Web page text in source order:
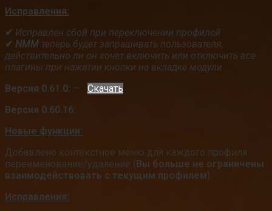
Исправления:
✔ Исправлен сбой при переключении профилей
✔ NMM теперь будет запрашивать пользователя,
действительно ли он хочет включить или отключить все
плагины при нажатии кнопки на вкладке модули
Версия 0.61.0: — Скачать
Версия 0.60.16:
Новые функции:
Добавлено контекстное меню для каждого профиля
переименование/удаление (Вы больше не ограничены
взаимодействовать с текущим профилем).
Исправления: